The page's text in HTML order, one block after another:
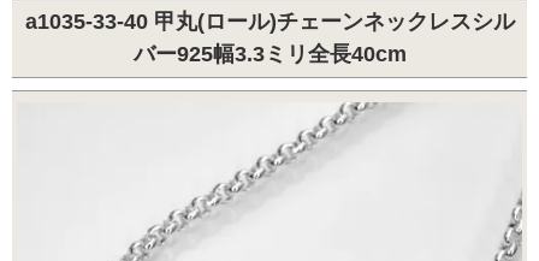
a1035-33-40 甲丸(ロール)チェーンネックレスシル
バー925幅3.3ミリ全長40cm